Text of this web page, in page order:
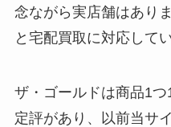
念ながら実店舗はあり
と宅配買取に対応してい
ザ・ゴールドは商品1
定評があり、以前当サ